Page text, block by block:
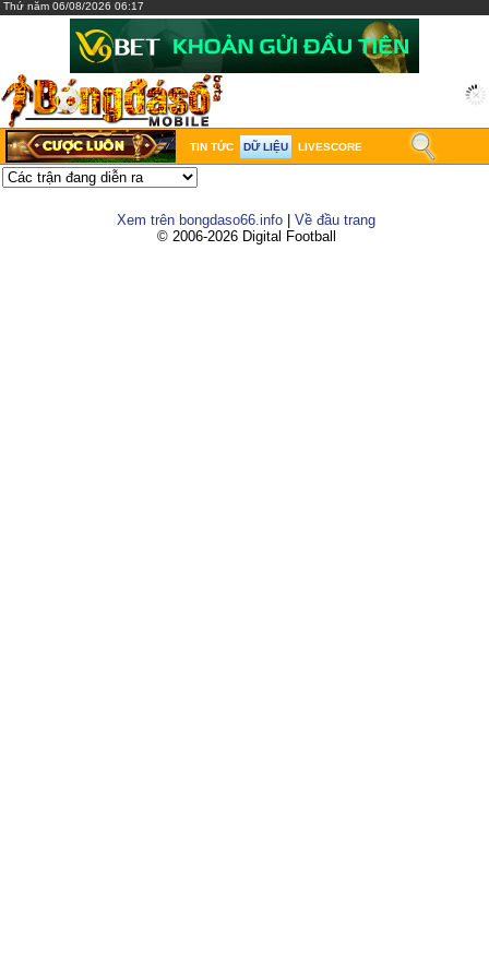
Thứ năm 06/08/2026 06:17
TIN TỨC DỮ LIỆU LIVESCORE
Xem trên bongdaso66.info
Về đầu trang
© 2006-2026 Digital Football